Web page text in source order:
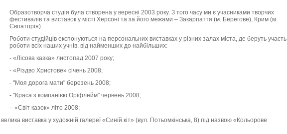
Образотворча студія була створена у вересні 2003 року. З того часу ми є учасниками творчих
фестивалів та виставок у місті Херсоні та за його межами – Закарпаття (м. Берегове), Крим (м.
Євпаторія).
Роботи студійців експонуються на персональних виставках у різних залах міста, де беруть участь
роботи всіх наших учнів, від найменших до найбільших:
- «Лісова казка» листопад 2007 року;
- «Різдво Христове» січень 2008;
- "Моя дорога мати" березень 2008;
- "Краса з компанією Оріфлейм" червень 2008;
– «Світ казок» літо 2008;
велика виставка у художній галереї «Синій кіт» (вул. Потьомкінська, 8) під назвою «Кольорове